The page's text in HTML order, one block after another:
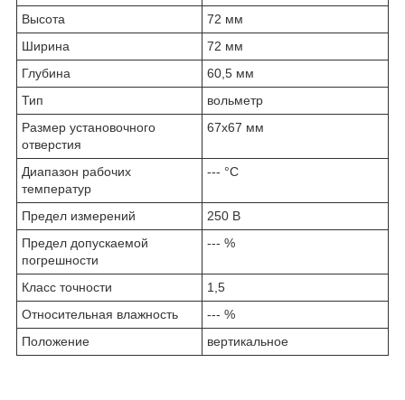
Высота
72 мм
Ширина
72 мм
Глубина
60,5 мм
Тип
вольметр
Размер установочного
отверстия
67х67 мм
Диапазон рабочих
температур
--- °С
Предел измерений
250 В
Предел допускаемой
погрешности
--- %
Класс точности
1,5
Относительная влажность
--- %
Положение
вертикальное